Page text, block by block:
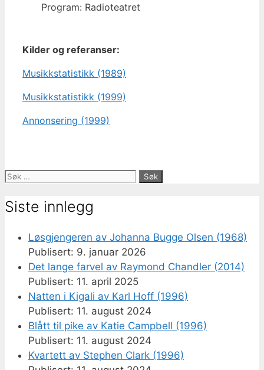
Program: Radioteatret
Kilder og referanser:
Musikkstatistikk (1989)
Musikkstatistikk (1999)
Annonsering (1999)
Søk
Siste innlegg
Løsgjengeren av Johanna Bugge Olsen (1968)
9. januar 2026
Det lange farvel av Raymond Chandler (2014)
11. april 2025
Natten i Kigali av Karl Hoff (1996)
11. august 2024
Blått til pike av Katie Campbell (1996)
11. august 2024
Kvartett av Stephen Clark (1996)